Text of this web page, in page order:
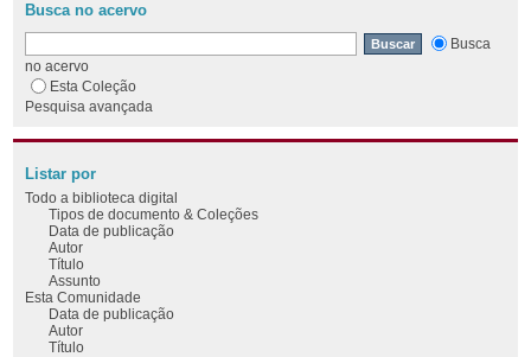
Busca no acervo
Busca
no acervo
Esta Coleção
Pesquisa avançada
Listar por
Todo a biblioteca digital
Tipos de documento & Coleções
Data de publicação
Autor
Título
Assunto
Esta Comunidade
Data de publicação
Autor
Título